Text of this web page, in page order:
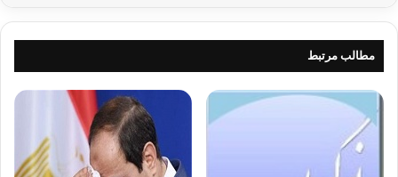
قومي كه سستي نمايند و از جهاد در راه خدا دست بكشند، قطعاً خدا
آنها را خوار و
ذليل خواهد فرمود. هر گاه فحشاء و معصيت در قومي شيوع يابد
خداوند قطعاً آنها را
به بلاي عام خود گرفتار خواهد ساخت. مرا فرمان بريد مادام كه خدا
مطالب مرتبط